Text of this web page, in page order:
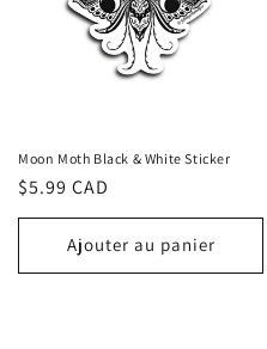
Moon Moth Black & White Sticker
Prix
habituel
$5.99 CAD
Ajouter au panier